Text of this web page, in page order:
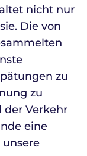
nicht nur
Die von
zu
zu
der Verkehr
eine